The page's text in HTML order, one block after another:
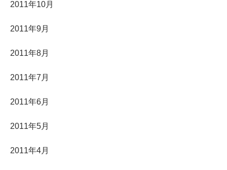
2011年10月
2011年9月
2011年8月
2011年7月
2011年6月
2011年5月
2011年4月